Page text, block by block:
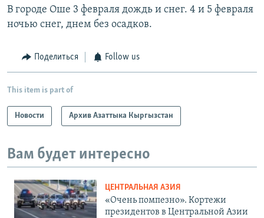
В городе Оше 3 февраля дождь и снег. 4 и 5 февраля
ночью снег, днем без осадков.
Поделиться Follow us
This item is part of
Новости Архив Азаттыка Кыргызстан
Вам будет интересно
ЦЕНТРАЛЬНАЯ АЗИЯ
«Очень помпезно». Кортежи
президентов в Центральной Азии